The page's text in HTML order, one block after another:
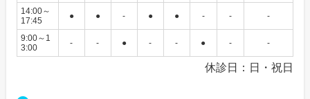
14:00～
17:45
● ● - ● ● - - -
9:00～1
3:00
- - ● - - ● - -
休診日：日・祝日